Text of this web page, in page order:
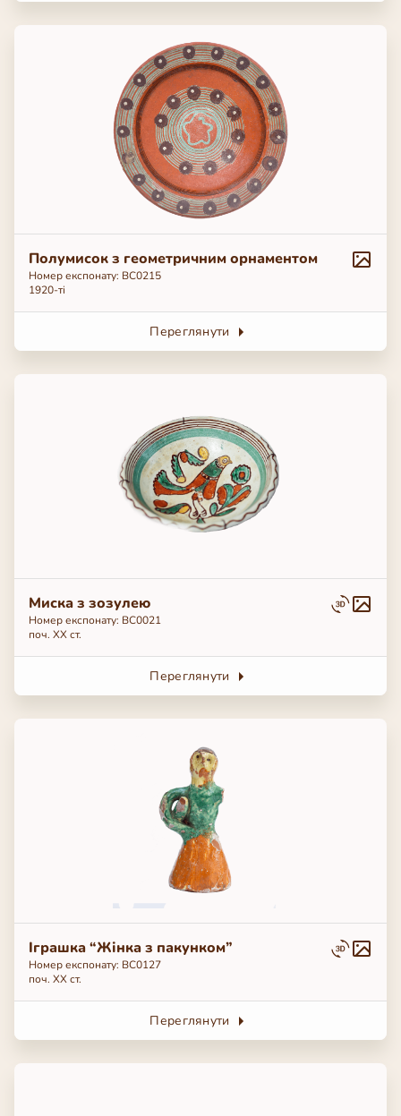
Полумисок з геометричним орнаментом
Номер експонату: ВС0215
1920-ті
Переглянути
Миска з зозулею
Номер експонату: BC0021
поч. ХХ ст.
Переглянути
Іграшка “Жінка з пакунком”
Номер експонату: ВС0127
поч. ХХ ст.
Переглянути